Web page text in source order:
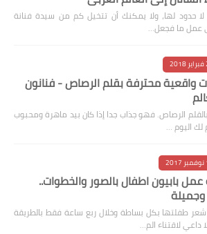
لا حدود لها، ولا يمكنك أن تتخيل كم من سيدة فنانة
عمل ما فجعل…
واقعية محترفة بقلم الرصاص - فنانون
الرصاص. فهو جذاب جدا إذا كان بيد ماهرة ومحبوب
لك اليوم …
بابيون اطفال بالصور والخطوات..
طفلتها بكل بساطة وخلال ربع ساعة فقط بالطريقة
لاقتناء الم…